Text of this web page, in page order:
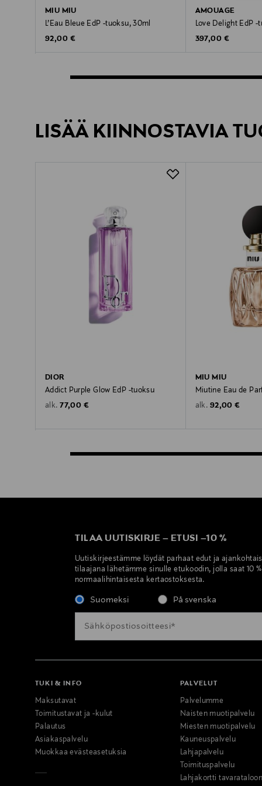
MIU MIU
L’Eau Bleue EdP -tuoksu, 30ml
Original Price
92,00 €
AMOUAGE
Love Delight EdP -
Original Price
397,00 €
LISÄÄ KIINNOSTAVIA
DIOR
Addict Purple Glow EdP -tuoksu
alk. Original Price
77,00 €
MIU MIU
Miutine Eau de
alk. Original Price
92,00 €
TILAA UUTISKIRJE – ETUSI –10 %
Uutiskirjeestämme löydät parhaat edut ja
tilaajana lähetämme sinulle etukoodin, jolla saat 10
normaalihintaisesta kertaostoksesta.
Suomeksi På svenska
TUKI & INFO
Maksutavat
Toimitustavat ja -kulut
Palautus
Asiakaspalvelu
Muokkaa evästeasetuksia
PALVELUT
Palvelumme
Naisten muotipalvelu
Miesten muotipalvelu
Kauneuspalvelu
Lahjapalvelu
Toimituspalvelu
Lahjakortti tavarataloon